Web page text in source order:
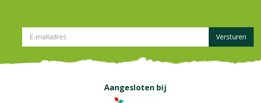
Aangesloten bij